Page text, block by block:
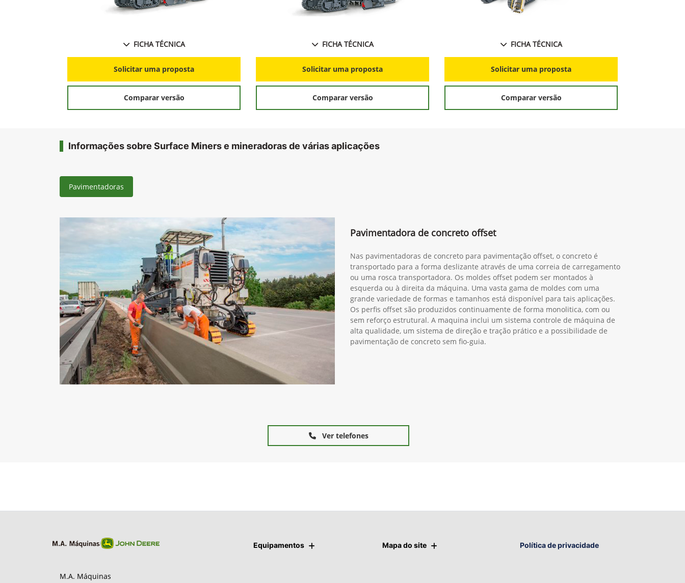
FICHA TÉCNICA
Solicitar uma proposta
Comparar versão
FICHA TÉCNICA
Solicitar uma proposta
Comparar versão
FICHA TÉCNICA
Solicitar uma proposta
Comparar versão
Informações sobre Surface Miners e mineradoras de várias aplicações
Pavimentadoras
Pavimentadora de concreto offset
Nas pavimentadoras de concreto para pavimentação offset, o concreto é
transportado para a forma deslizante através de uma correia de carregamento
ou uma rosca transportadora. Os moldes offset podem ser montados à
esquerda ou à direita da máquina. Uma vasta gama de moldes com uma
grande variedade de formas e tamanhos está disponível para tais aplicações.
Os perfis offset são produzidos continuamente de forma monolitica, com ou
sem reforço estrutural. A maquina inclui um sistema controle de máquina de
alta qualidade, um sistema de direção e tração prático e a possibilidade de
pavimentação de concreto sem fio-guia.
Ver telefones
Equipamentos Mapa do site Política de privacidade
M.A. Máquinas